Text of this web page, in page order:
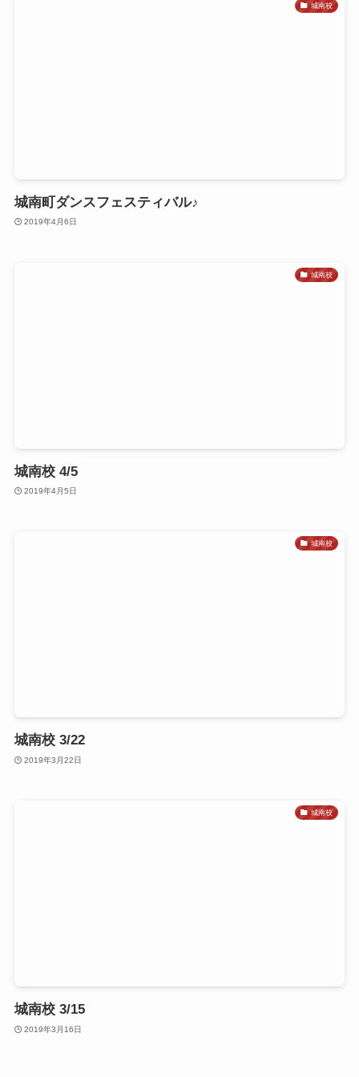
城南校
城南町ダンスフェスティバル♪
2019年4月6日
城南校
城南校 4/5
2019年4月5日
城南校
城南校 3/22
2019年3月22日
城南校
城南校 3/15
2019年3月16日